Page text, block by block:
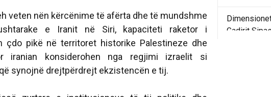
veten nën kërcënime të afërta dhe të mundshme
e Iranit në Siri, kapaciteti raketor i
çdo pikë në territoret historike Palestineze dhe
iranian konsiderohen nga regjimi izraelit si
synojnë drejtpërdrejt ekzistencën e tij.
Gadirit